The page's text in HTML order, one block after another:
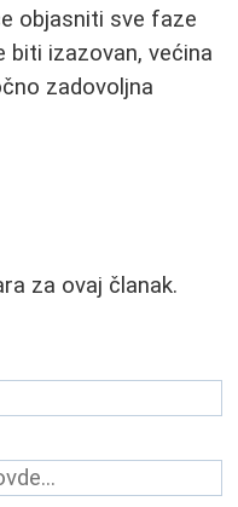
objasniti sve faze
biti izazovan, većina
zadovoljna
za ovaj članak.